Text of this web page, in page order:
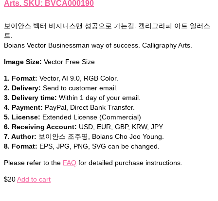
Arts. SKU: BVCA000190
보이안스 벡터 비지니스맨 성공으로 가는길. 캘리그라피 아트 일러스
트.
Boians Vector Businessman way of success. Calligraphy Arts.
Image Size: Vector Free Size
1. Format: Vector, AI 9.0, RGB Color.
2. Delivery: Send to customer email.
3. Delivery time: Within 1 day of your email.
4. Payment: PayPal, Direct Bank Transfer.
5. License: Extended License (Commercial)
6. Receiving Account: USD, EUR, GBP, KRW, JPY
7. Author: 보이안스 조주영, Boians Cho Joo Young.
8. Format: EPS, JPG, PNG, SVG can be changed.
Please refer to the FAQ for detailed purchase instructions.
$20Add to cart